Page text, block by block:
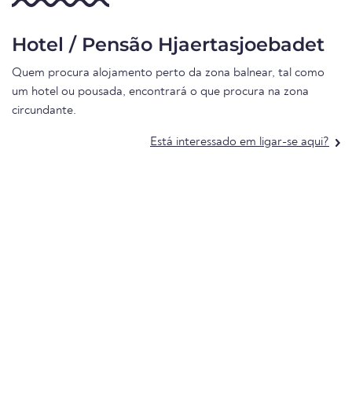
Hotel / Pensão Hjaertasjoebadet
Quem procura alojamento perto da zona balnear, tal como
um hotel ou pousada, encontrará o que procura na zona
circundante.
Está interessado em ligar-se aqui?